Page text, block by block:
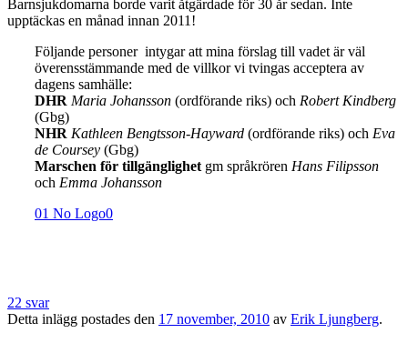
Barnsjukdomarna borde varit åtgärdade för 30 år sedan. Inte
upptäckas en månad innan 2011!
Följande personer intygar att mina förslag till vadet är väl
överensstämmande med de villkor vi tvingas acceptera av
dagens samhälle:
DHR Maria Johansson (ordförande riks) och Robert Kindberg
(Gbg)
NHR Kathleen Bengtsson-Hayward (ordförande riks) och Eva
de Coursey (Gbg)
Marschen för tillgänglighet gm språkrören Hans Filipsson
och Emma Johansson
01 No Logo0
22 svar
Detta inlägg postades den 17 november, 2010 av Erik Ljungberg.